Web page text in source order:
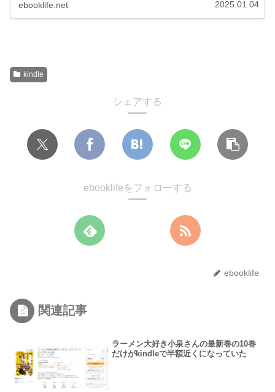
ebooklife.net 2025.01.04
kindle
シェアする
ebooklifeをフォローする
ebooklife
関連記事
ラーメン大好き小泉さんの最新巻の10巻
だけがkindleで半額近くになっていた